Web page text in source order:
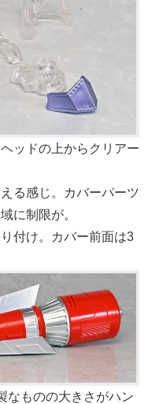
ッドの上からクリアー
る感じ。カバーパーツ
に制限が。
付け。カバー前面は3
なものの大きさがハン